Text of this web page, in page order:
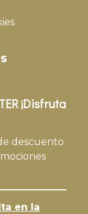
¡Disfruta
descuento
en la